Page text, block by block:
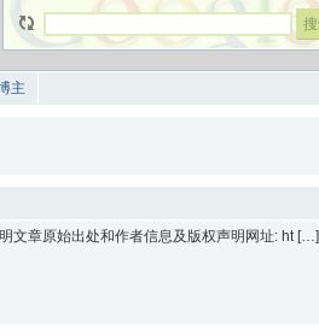
主
文章原始出处和作者信息及版权声明网址: ht […]